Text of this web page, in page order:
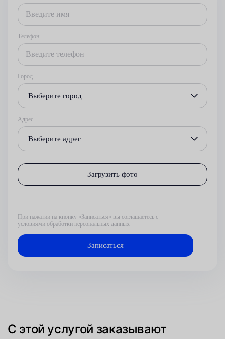
Телефон
Город
Выберите город
Адрес
Выберите адрес
Загрузить фото
При нажатии на кнопку «Записаться» вы соглашаетесь с
условиями обработки персональных данных
С этой услугой заказывают